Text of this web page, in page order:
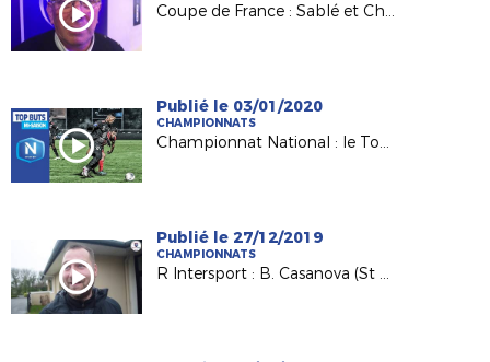
Coupe de France : Sablé et Challans à l'assaut des 32es !
Publié le 03/01/2020
CHAMPIONNATS
Championnat National : le Top buts mi-saison !
Publié le 27/12/2019
CHAMPIONNATS
R Intersport : B. Casanova (St Philbert) fait le point